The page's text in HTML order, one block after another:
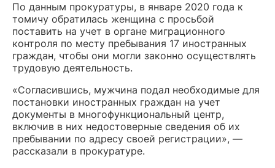
По данным прокуратуры, в январе 2020 года к
томичу обратилась женщина с просьбой
поставить на учет в органе миграционного
контроля по месту пребывания 17 иностранных
граждан, чтобы они могли законно осуществлять
трудовую деятельность.
«Согласившись, мужчина подал необходимые для
постановки иностранных граждан на учет
документы в многофункциональный центр,
включив в них недостоверные сведения об их
пребывании по адресу своей регистрации», —
рассказали в прокуратуре.